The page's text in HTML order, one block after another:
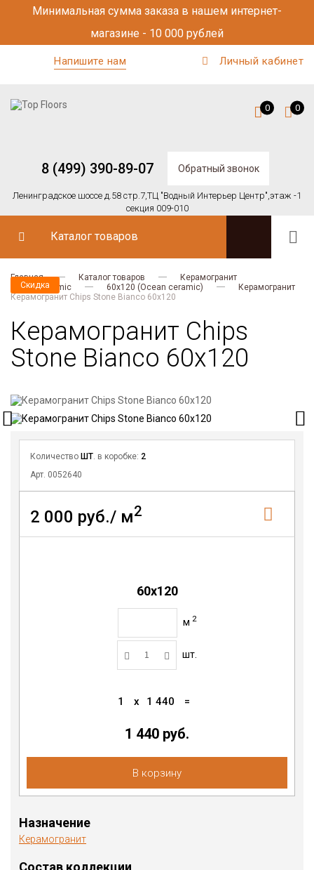
Минимальная сумма заказа в нашем интернет-
магазине - 10 000 рублей
Напишите нам Личный кабинет
8 (499) 390-89-07 Обратный звонок
Ленинградское шоссе д.58 стр.7,ТЦ "Водный Интерьер Центр",этаж -1
секция 009-010
0 0
Каталог товаров
Главная Каталог товаров
Керамогранит
Ocean Ceramic
60х120 (Ocean ceramic)
Керамогранит
Керамогранит Chips Stone Bianco 60x120
Керамогранит Chips
Stone Bianco 60x120
Скидка
Количество ШТ. в коробке: 2
Арт. 0052640
2 000 руб./ м2
60x120
м 2
шт.
1 x 1 440 =
1 440 руб.
В корзину
Назначение
Керамогранит
Состав коллекции